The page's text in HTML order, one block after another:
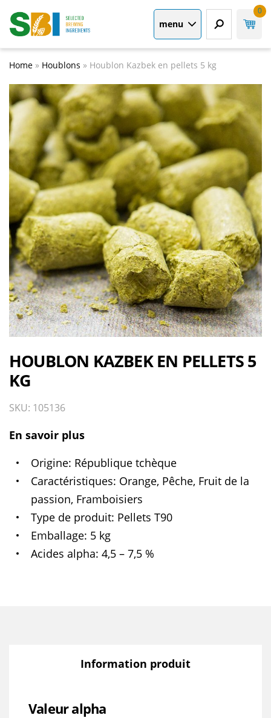
menu
0
Home » Houblons » Houblon Kazbek en pellets 5 kg
HOUBLON KAZBEK EN PELLETS 5
KG
SKU: 105136
En savoir plus
Origine République tchèque
Caractéristiques Orange, Pêche, Fruit de la
passion, Framboisiers
Type de produit Pellets T90
Emballage 5 kg
Acides alpha 4,5 – 7,5 %
Information produit
Valeur alpha